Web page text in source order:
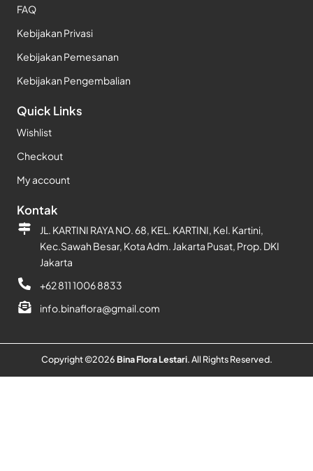
FAQ
Kebijakan Privasi
Kebijakan Pemesanan
Kebijakan Pengembalian
Quick Links
Wishlist
Checkout
My account
Kontak
JL. KARTINI RAYA NO. 68, KEL. KARTINI, Kel. Kartini,
Kec.Sawah Besar, Kota Adm. Jakarta Pusat, Prop. DKI
Jakarta
+62 811 1006 8833
info.binaflora@gmail.com
Copyright ©2026 Bina Flora Lestari. All Rights Reserved.